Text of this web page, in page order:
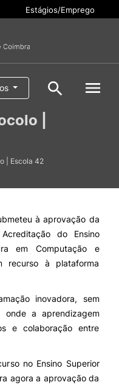
Estágios/Emprego
|
| Escola 42
à aprovação da
do Ensino
em Computação e
recurso à plataforma
inovadora, sem
onde a aprendizagem
e colaboração entre
no Ensino Superior
agora a aprovação da